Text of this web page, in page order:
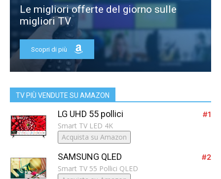
Le migliori offerte del giorno sulle
migliori TV
Scopri di più
TV PIÙ VENDUTE SU AMAZON
LG UHD 55 pollici
#1
Smart TV LED 4K
Acquista su Amazon
SAMSUNG QLED
#2
Smart TV 55 Pollici QLED